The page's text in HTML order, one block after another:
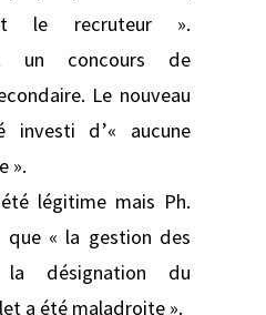
le recruteur ».
un concours de
Le nouveau
investi d’« aucune
».
légitime mais Ph.
que « la gestion des
la désignation du
a été maladroite ».